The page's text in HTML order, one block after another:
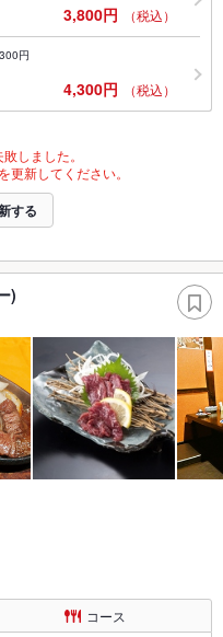
3,800円 （税込）
円
4,300円 （税込）
しました。
新してください。
する
)
コース